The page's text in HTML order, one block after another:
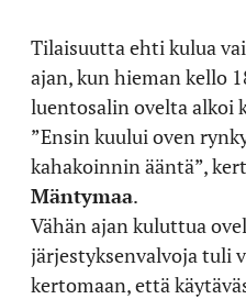
Tilaisuutta ehti kulua
ajan, kun hieman kello
luentosalin ovelta alkoi
”Ensin kuului oven
kahakoinnin ääntä”,
Mäntymaa.
Vähän ajan kuluttua
järjestyksenvalvoja tuli
kertomaan, että